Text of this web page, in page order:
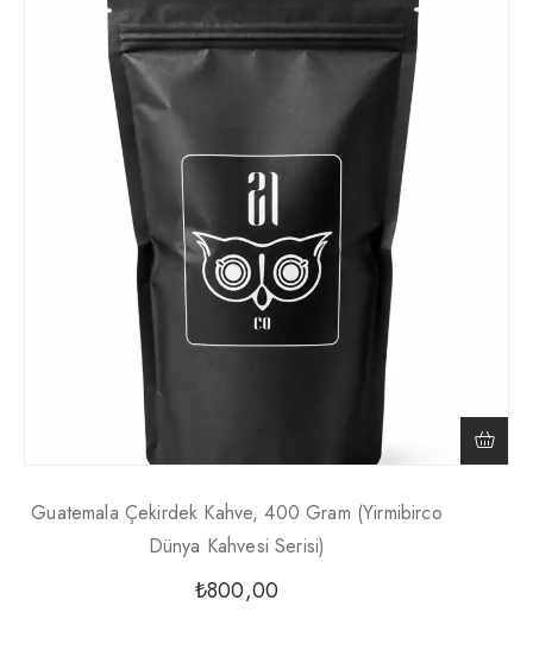
Guatemala Çekirdek Kahve, 400 Gram (Yirmibirco
Dünya Kahvesi Serisi)
₺800,00